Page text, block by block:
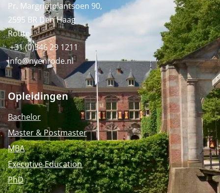
Pr. Margrietplantsoen 90,
2595 BR Den Haag
Route
+31 (0)346 29 1211
info@nyenrode.nl
Opleidingen
Bachelor
Master & Postmaster
MBA
Executive Education
PhD